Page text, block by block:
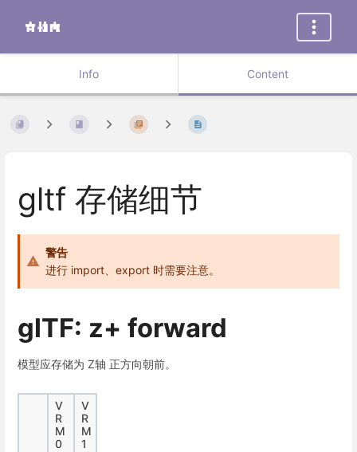
Info Content
gltf 存储细节
警告
进行 import、export 时需要注意。
glTF: z+ forward
模型应存储为 Z轴 正方向朝前。
V
R
M
0
V
R
M
1